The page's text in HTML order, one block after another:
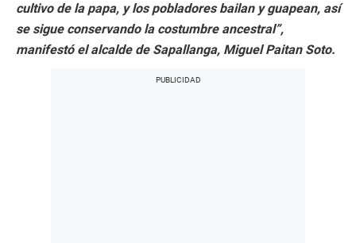
cultivo de la papa, y los pobladores bailan y guapean, así
se sigue conservando la costumbre ancestral”,
manifestó el alcalde de Sapallanga, Miguel Paitan Soto.